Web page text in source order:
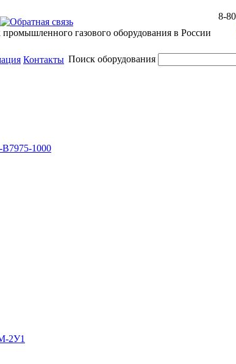
газового оборудования в России
8-
Контакты Поиск оборудования
В7975-1000
2У1